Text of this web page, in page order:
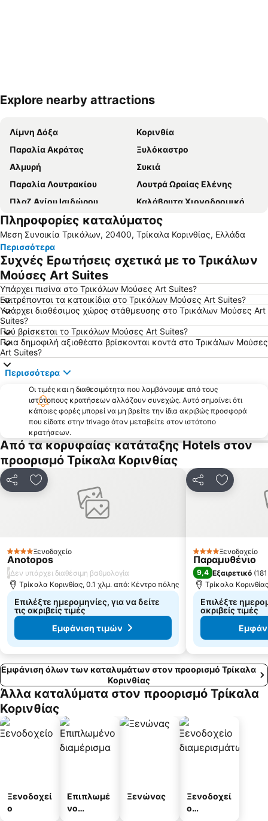
Ανάπτυξη χάρτη
Explore nearby attractions
Λίμνη Δόξα
Κορινθία
Παραλία Ακράτας
Ξυλόκαστρο
Αλμυρή
Συκιά
Παραλία Λουτρακίου
Λουτρά Ωραίας Ελένης
Πλαζ Αγίου Ισιδώρου
Καλάβρυτα Χιονοδρομικό Κέντρο
Καλάβρυτα
Λίμνη Τσιβλού
Λίμνη Βουλιαγμένης
Καλάμια
Δερβένι
Ιαματικές Πηγές και Υδροθεραπευτήριο
Καμάρι
Πευκιάς
Άγιοι Πάντες
Βραχάτι
Ζηρεία Χιονοδρομικό Κέντρο
Λιμάνι Κιάτου
Sportscamp
Ιαματικά Λουτρά Ωραίας Ελένης
Στραβά - Αλκυώνη
Μαίναλος Χιονοδρομικό κέντρο
Λιμάνι Ιτέας
Πινακωτή
Πευκιάς
Μελίσσι
Βραχάκια Κίρρας
Αλυκή
Λίμνη Στυμφαλία
Κοκκώνι
Παραδοσιακός Οικισμός Βυτίνας
Αρχαίο Θέατρο Αιγείρα
Διγελιώτικα
Αντίκυρα
Παραδοσιακός Οικισμός Μαγούλιανας
Σπήλαιο Καστριάς - Σπήλαιο Λιμνών
Το Όνειρο της Ζαχλωρούς
Οι καταρράκτες του Λουτρακίου
Πληροφορίες καταλύματος
Μεση Συνοικία Τρικάλων, 20400, Τρίκαλα Κορινθίας, Ελλάδα
Περισσότερα
Συχνές Ερωτήσεις σχετικά με το Τρικάλων
Μούσες Art Suites
Υπάρχει πισίνα στο Τρικάλων Μούσες Art Suites?
Επιτρέπονται τα κατοικίδια στο Τρικάλων Μούσες Art Suites?
Υπάρχει διαθέσιμος χώρος στάθμευσης στο Τρικάλων Μούσες Art
Suites?
Πού βρίσκεται το Τρικάλων Μούσες Art Suites?
Ποια δημοφιλή αξιοθέατα βρίσκονται κοντά στο Τρικάλων Μούσες
Art Suites?
Περισσότερα
Οι τιμές και η διαθεσιμότητα που λαμβάνουμε από τους
ιστότοπους κρατήσεων αλλάζουν συνεχώς. Αυτό σημαίνει ότι
κάποιες φορές μπορεί να μη βρείτε την ίδια ακριβώς προσφορά
που είδατε στην trivago όταν μεταβείτε στον ιστότοπο
κρατήσεων.
Από τα κορυφαίας κατάταξης Hotels στον
προορισμό Τρίκαλα Κορινθίας
ΚοινοποίησηΠροσθήκη στα αγαπημένα
4 ΑστέριαΞενοδοχείο
Anotopos
/Δεν υπάρχει διαθέσιμη βαθμολογία
Τρίκαλα Κορινθίας, 0.1 χλμ. από: Κέντρο πόλης
Επιλέξτε ημερομηνίες, για να δείτε
τις ακριβείς τιμές
Εμφάνιση τιμών
Κοινοποίηση
4 ΑστέριαΞενοδοχείο
Παραμυθένιο
9,4 Εξαιρετικό (
Τρίκαλα
Επιλέξτε
ακριβείς τιμές
Εμφάνιση όλων των καταλυμάτων στον προορισμό Τρίκαλα
Κορινθίας
Άλλα καταλύματα στον προορισμό Τρίκαλα
Κορινθίας
Ξενοδοχεί
ο
Επιπλωμέ
νο
Ξενώνας
Ξενοδοχεί
ο